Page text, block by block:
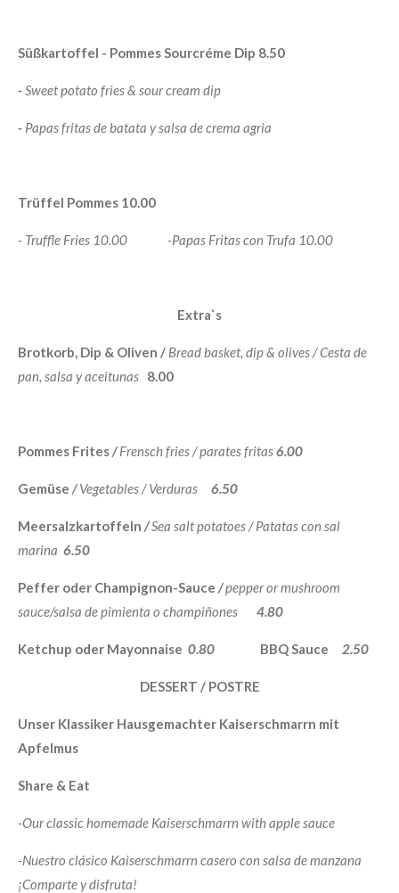
Süßkartoffel - Pommes Sourcréme Dip 8.50
-Sweet potato fries & sour cream dip
- Papas fritas de batata y salsa de crema agria
Trüffel Pommes 10.00
- Truffle Fries 10.00 -Papas Fritas con Trufa 10.00
Extra`s
Brotkorb, Dip & Oliven / Bread basket, dip & olives / Cesta de
pan, salsa y aceitunas 8.00
Pommes Frites/Frensch fries /parates fritas6.00
Gemüse /Vegetables / Verduras 6.50
Meersalzkartoffeln /Sea salt potatoes / Patatas con sal
marina 6.50
Peffer oder Champignon-Sauce /pepper or mushroom
sauce/salsa de pimienta o champiñones 4.80
Ketchup oder Mayonnaise 0.80 BBQ Sauce 2.50
DESSERT / POSTRE
Unser Klassiker Hausgemachter Kaiserschmarrn mit
Apfelmus
Share & Eat
-Our classic homemade Kaiserschmarrn with apple sauce
-Nuestro clásico Kaiserschmarrn casero con salsa de manzana
¡Comparte y disfruta!